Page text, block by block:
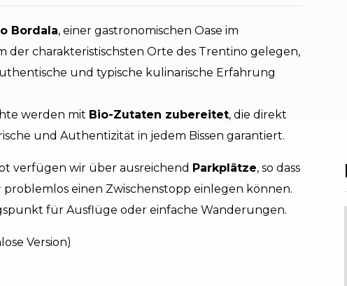
Bordala, einer gastronomischen Oase im
der charakteristischsten Orte des Trentino gelegen,
und typische kulinarische Erfahrung
werden mit Bio-Zutaten zubereitet, die direkt
und Authentizität in jedem Bissen garantiert.
verfügen wir über ausreichend Parkplätze, so dass
problemlos einen Zwischenstopp einlegen können.
für Ausflüge oder einfache Wanderungen.
Version)